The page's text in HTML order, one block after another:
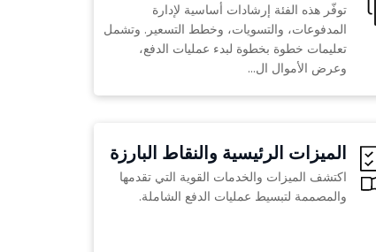
توفّر هذه الفئة إرشادات أساسية لإدارة
المدفوعات، والتسويات، وخطط التسعير. وتشمل
تعليمات خطوة بخطوة لبدء عمليات الدفع،
وعرض الأموال ال...
الميزات الرئيسية والنقاط البارزة
اكتشف الميزات والخدمات القوية التي تقدمها
والمصممة لتبسيط عمليات الدفع الشاملة.